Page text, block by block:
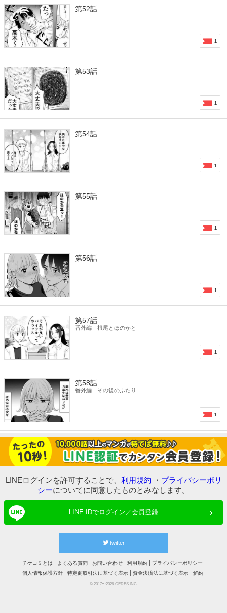
第52話
1
第53話
1
第54話
1
第55話
1
第56話
1
第57話
番外編 根尾とほのかと
1
第58話
番外編 その後のふたり
1
LINEログインを許可することで、 利用規約 ・ プライバシーポリ
シーについてに同意したものとみなします。
LINE IDでログイン／会員登録
twitter
チケコミとは よくある質問 お問い合わせ 利用規約
プライバシーポリシー
個人情報保護方針
特定商取引法に基づく表示 資金決済法に基づく表示 解約
© 2017〜2026 CERES INC.